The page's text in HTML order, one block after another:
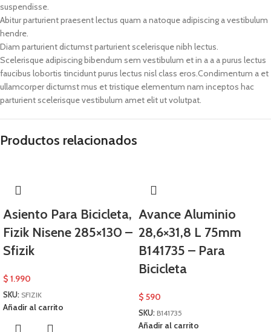
suspendisse.
Abitur parturient praesent lectus quam a natoque adipiscing a vestibulum
hendre.
Diam parturient dictumst parturient scelerisque nibh lectus.
Scelerisque adipiscing bibendum sem vestibulum et in a a a purus lectus
faucibus lobortis tincidunt purus lectus nisl class eros.Condimentum a et
ullamcorper dictumst mus et tristique elementum nam inceptos hac
parturient scelerisque vestibulum amet elit ut volutpat.
Productos relacionados
Asiento Para Bicicleta,
Fizik Nisene 285×130 –
Sfizik
$ 1.990
SKU: SFIZIK
Añadir al carrito
Avance Aluminio
28,6×31,8 L 75mm
B141735 – Para
Bicicleta
$ 590
SKU: B141735
Añadir al carrito